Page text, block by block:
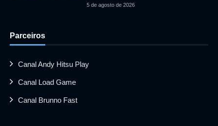
5 de agosto de 2026
Parceiros
Canal Andy Hitsu Play
Canal Load Game
Canal Brunno Fast